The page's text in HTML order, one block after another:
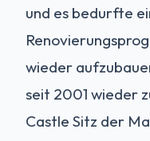
und es bedurfte
wieder
seit 2001 wieder
Castle Sitz der